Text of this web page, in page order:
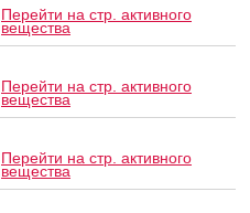
Перейти на стр. активного
вещества
Перейти на стр. активного
вещества
Перейти на стр. активного
вещества